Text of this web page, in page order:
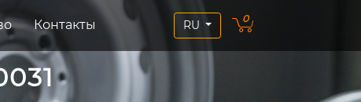
0
Контакты RU